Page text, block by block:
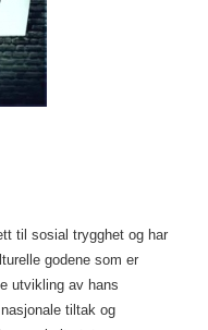
til sosial trygghet og har
godene som er
utvikling av hans
tiltak og